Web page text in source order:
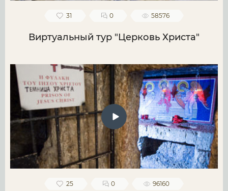
31 0 58576
Виртуальный тур "Церковь Христа"
25 0 96160